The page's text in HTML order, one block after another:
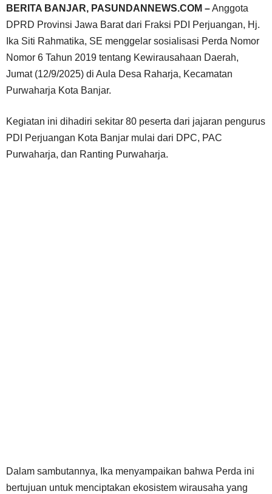
BERITA BANJAR, PASUNDANNEWS.COM –Anggota
DPRD Provinsi Jawa Barat dari Fraksi PDI Perjuangan, Hj.
Ika Siti Rahmatika, SE menggelar sosialisasi Perda Nomor
Nomor 6 Tahun 2019 tentang Kewirausahaan Daerah,
Jumat (12/9/2025) di Aula Desa Raharja, Kecamatan
Purwaharja Kota Banjar.
Kegiatan ini dihadiri sekitar 80 peserta dari jajaran pengurus
PDI Perjuangan Kota Banjar mulai dari DPC, PAC
Purwaharja, dan Ranting Purwaharja.
Dalam sambutannya, Ika menyampaikan bahwa Perda ini
bertujuan untuk menciptakan ekosistem wirausaha yang